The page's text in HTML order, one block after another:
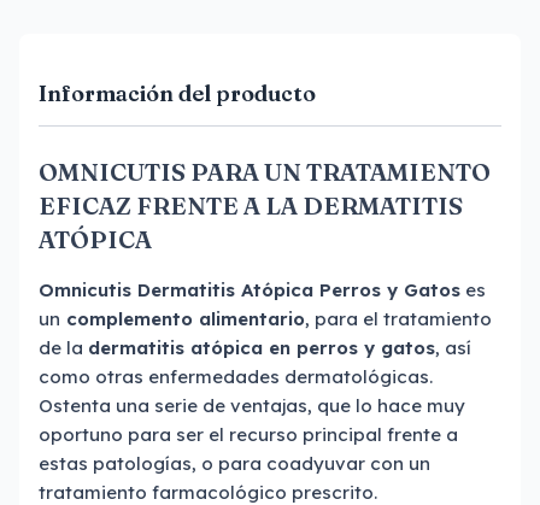
Información del producto
OMNICUTIS PARA UN TRATAMIENTO
EFICAZ FRENTE A LA DERMATITIS
ATÓPICA
Omnicutis Dermatitis Atópica Perros y Gatos es
un complemento alimentario, para el tratamiento
de la dermatitis atópica en perros y gatos, así
como otras enfermedades dermatológicas.
Ostenta una serie de ventajas, que lo hace muy
oportuno para ser el recurso principal frente a
estas patologías, o para coadyuvar con un
tratamiento farmacológico prescrito.